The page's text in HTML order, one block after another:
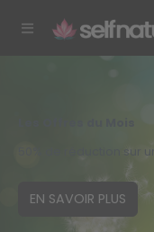
50% de réduction sur
EN SAVOIR PLUS